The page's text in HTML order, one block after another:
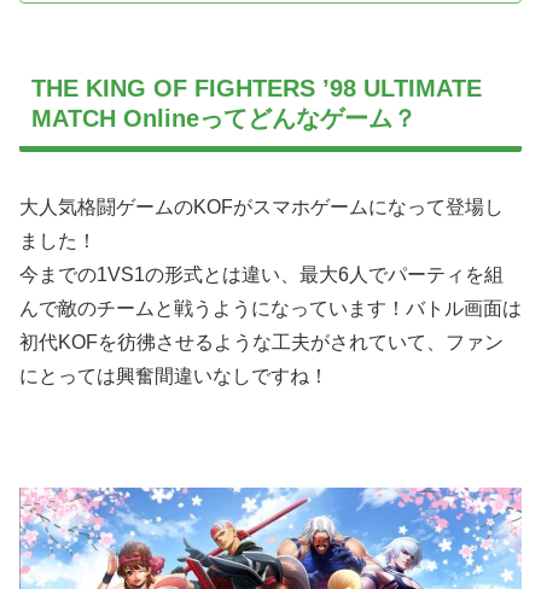
THE KING OF FIGHTERS ’98 ULTIMATE
MATCH Onlineってどんなゲーム？
大人気格闘ゲームのKOFがスマホゲームになって登場し
ました！
今までの1VS1の形式とは違い、最大6人でパーティを組
んで敵のチームと戦うようになっています！バトル画面は
初代KOFを彷彿させるような工夫がされていて、ファン
にとっては興奮間違いなしですね！